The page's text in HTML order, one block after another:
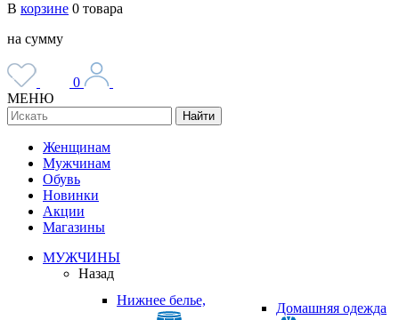
В корзине 0 товара
на сумму
0
МЕНЮ
Найти
Женщинам
Мужчинам
Обувь
Новинки
Акции
Магазины
МУЖЧИНЫ
Назад
Нижнее белье,
Домашняя одежда